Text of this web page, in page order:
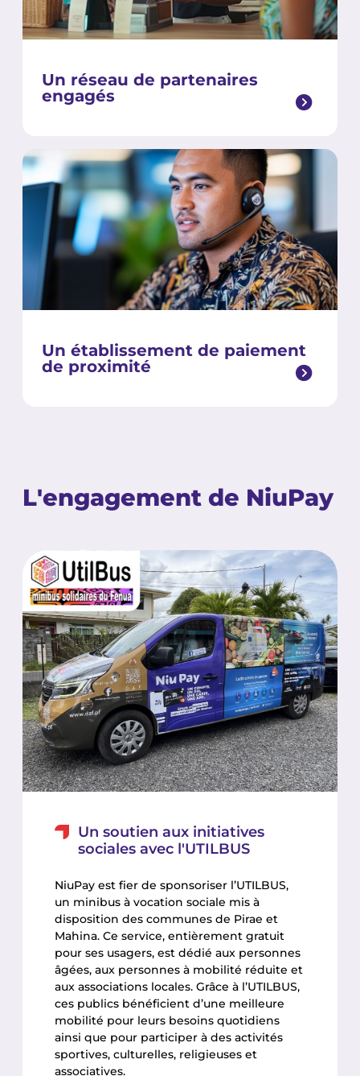
Un réseau de partenaires
engagés
Un établissement de paiement
de proximité
L'engagement de NiuPay
Un soutien aux initiatives
sociales avec l'UTILBUS
NiuPay est fier de sponsoriser l’UTILBUS,
un minibus à vocation sociale mis à
disposition des communes de Pirae et
Mahina. Ce service, entièrement gratuit
pour ses usagers, est dédié aux personnes
âgées, aux personnes à mobilité réduite et
aux associations locales. Grâce à l’UTILBUS,
ces publics bénéficient d’une meilleure
mobilité pour leurs besoins quotidiens
ainsi que pour participer à des activités
sportives, culturelles, religieuses et
associatives.